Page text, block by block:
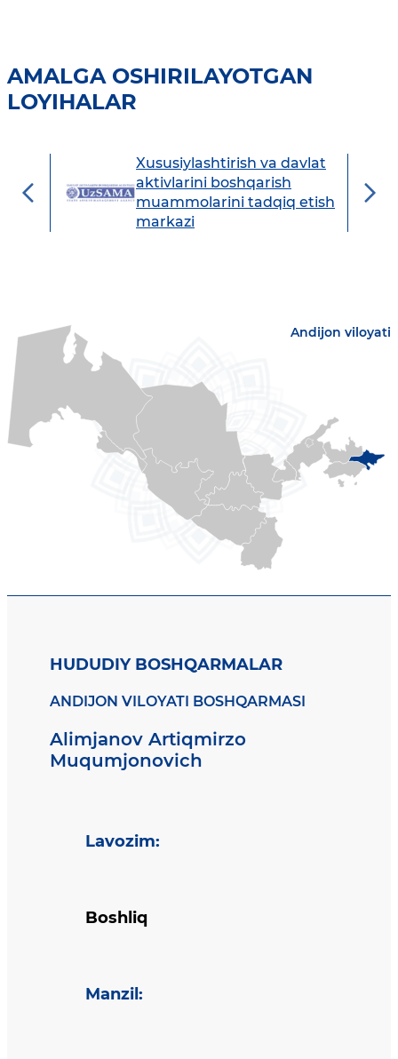
AMALGA OSHIRILAYOTGAN
LOYIHALAR
Xususiylashtirish va davlat
aktivlarini boshqarish
muammolarini tadqiq etish
markazi
Andijon viloyati
HUDUDIY BOSHQARMALAR
ANDIJON VILOYATI BOSHQARMASI
Alimjanov Artiqmirzo
Muqumjonovich
Lavozim:
Boshliq
Manzil :